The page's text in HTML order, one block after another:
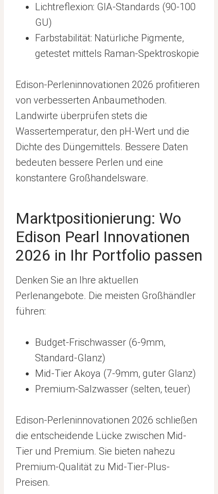
Lichtreflexion: GIA-Standards (90-100
GU)
Farbstabilität: Natürliche Pigmente,
getestet mittels Raman-Spektroskopie
Edison-Perleninnovationen 2026 profitieren
von verbesserten Anbaumethoden.
Landwirte überprüfen stets die
Wassertemperatur, den pH-Wert und die
Dichte des Düngemittels. Bessere Daten
bedeuten bessere Perlen und eine
konstantere Großhandelsware.
Marktpositionierung: Wo
Edison Pearl Innovationen
2026 in Ihr Portfolio passen
Denken Sie an Ihre aktuellen
Perlenangebote. Die meisten Großhändler
führen:
Budget-Frischwasser (6-9mm,
Standard-Glanz)
Mid-Tier Akoya (7-9mm, guter Glanz)
Premium-Salzwasser (selten, teuer)
Edison-Perleninnovationen 2026 schließen
die entscheidende Lücke zwischen Mid-
Tier und Premium. Sie bieten nahezu
Premium-Qualität zu Mid-Tier-Plus-
Preisen.